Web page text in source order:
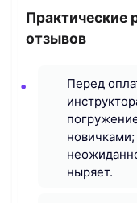
Практические
отзывов
Перед
новичками;
ныряет.